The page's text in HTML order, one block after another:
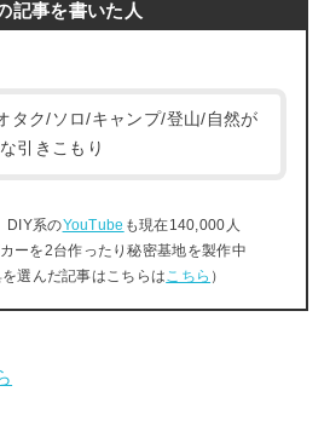
記事を書いた人
タク/ソロ/キャンプ/登山/自然が
引きこもり
DIY系のYouTube も現在140,000人
ーを2台作ったり秘密基地を製作中
選んだ記事はこちらは こちら ）